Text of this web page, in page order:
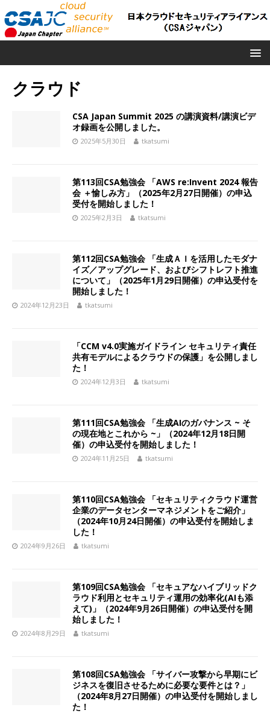
クラウド
CSA Japan Summit 2025 の講演資料/講演ビデ
オ録画を公開しました。
2025年5月30日 tkatsumi
第113回CSA勉強会 「AWS re:Invent 2024 報告
会 ＋愉しみ方」（2025年2月27日開催）の申込
受付を開始しました！
2025年2月3日 tkatsumi
第112回CSA勉強会 「生成ＡＩを活用したモダナ
イズ／アップグレード、およびシフトレフト推進
について」（2025年1月29日開催）の申込受付を
開始しました！
2024年12月23日 tkatsumi
「CCM v4.0実施ガイドライン セキュリティ責任
共有モデルによるクラウドの保護」を公開しまし
た！
2024年12月3日 tkatsumi
第111回CSA勉強会 「生成AIのガバナンス ~ そ
の現在地とこれから ~」（2024年12月18日開
催）の申込受付を開始しました！
2024年11月25日 tkatsumi
第110回CSA勉強会 「セキュリティクラウド運営
企業のデータセンターマネジメントをご紹介」
（2024年10月24日開催）の申込受付を開始しま
した！
2024年9月26日 tkatsumi
第109回CSA勉強会 「セキュアなハイブリッドク
ラウド利用とセキュリティ運用の効率化(AIも添
えて)」（2024年9月26日開催）の申込受付を開
始しました！
2024年8月29日 tkatsumi
第108回CSA勉強会 「サイバー攻撃から早期にビ
ジネスを復旧させるために必要な要件とは？」
（2024年8月27日開催）の申込受付を開始しまし
た！